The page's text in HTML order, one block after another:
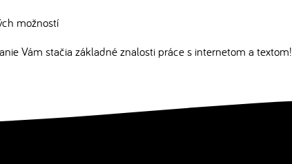
možností
Vám stačia základné znalosti práce s internetom a textom!